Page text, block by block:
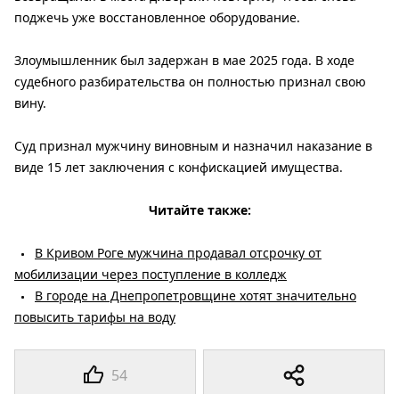
54
поджечь уже восстановленное оборудование.
Злоумышленник был задержан в мае 2025 года. В ходе
судебного разбирательства он полностью признал свою
вину.
Суд признал мужчину виновным и назначил наказание в
виде 15 лет заключения с конфискацией имущества.
Читайте также:
В Кривом Роге мужчина продавал отсрочку от
мобилизации через поступление в колледж
В городе на Днепропетровщине хотят значительно
повысить тарифы на воду